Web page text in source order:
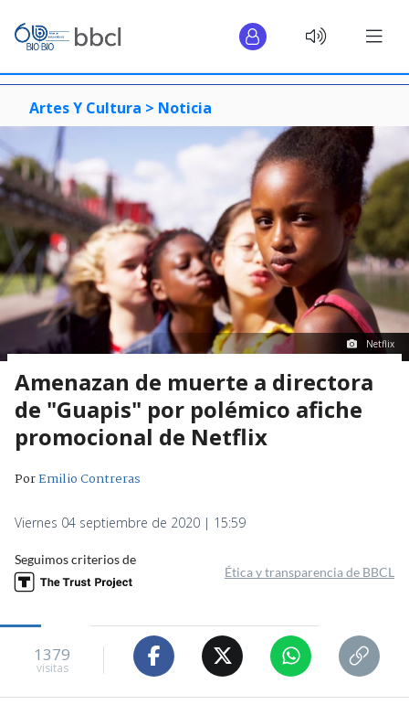
Artes Y Cultura > Noticia
Netflix
Amenazan de muerte a directora
de "Guapis" por polémico afiche
promocional de Netflix
PorEmilio Contreras
Viernes 04 septiembre de 2020 | 15:59
Seguimos criterios de
Ética y transparencia de BBCL
1379
visitas